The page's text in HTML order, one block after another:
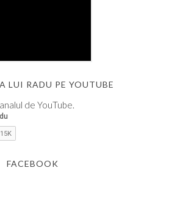
LUI RADU PE YOUTUBE
de YouTube.
FACEBOOK